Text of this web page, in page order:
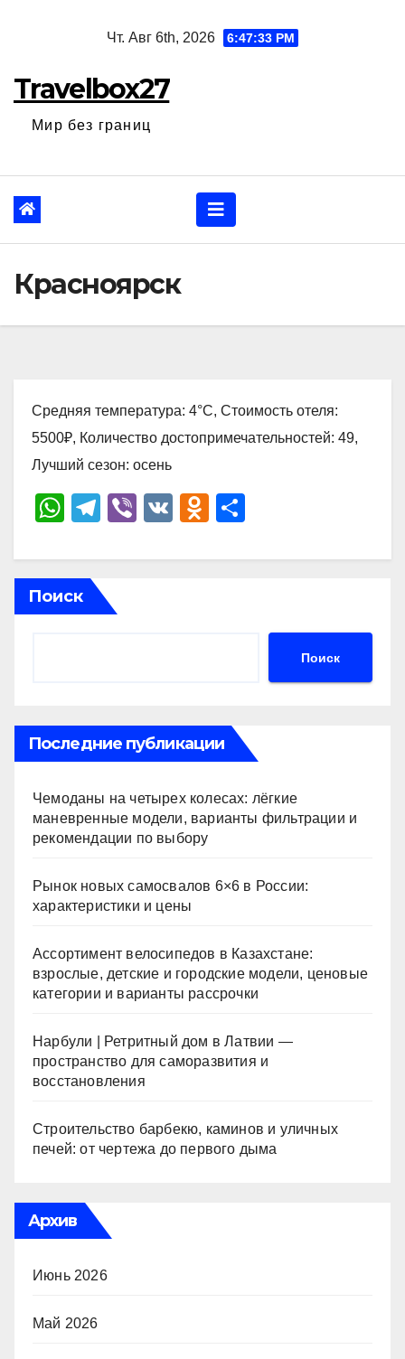
Чт. Авг 6th, 2026 6:47:34 PM
Travelbox27
Мир без границ
Красноярск
Средняя температура: 4°C, Стоимость отеля:
5500₽, Количество достопримечательностей: 49,
Лучший сезон: осень
W
at
s
A
T
e
gr
a
Vi
er
V
O
n
ki
р
ть
Поиск
Поиск
Последние публикации
Чемоданы на четырех колесах: лёгкие
маневренные модели, варианты фильтрации и
рекомендации по выбору
Рынок новых самосвалов 6×6 в России:
характеристики и цены
Ассортимент велосипедов в Казахстане:
взрослые, детские и городские модели, ценовые
категории и варианты рассрочки
Нарбули | Ретритный дом в Латвии —
пространство для саморазвития и
восстановления
Строительство барбекю, каминов и уличных
печей: от чертежа до первого дыма
Архив
Июнь 2026
Май 2026